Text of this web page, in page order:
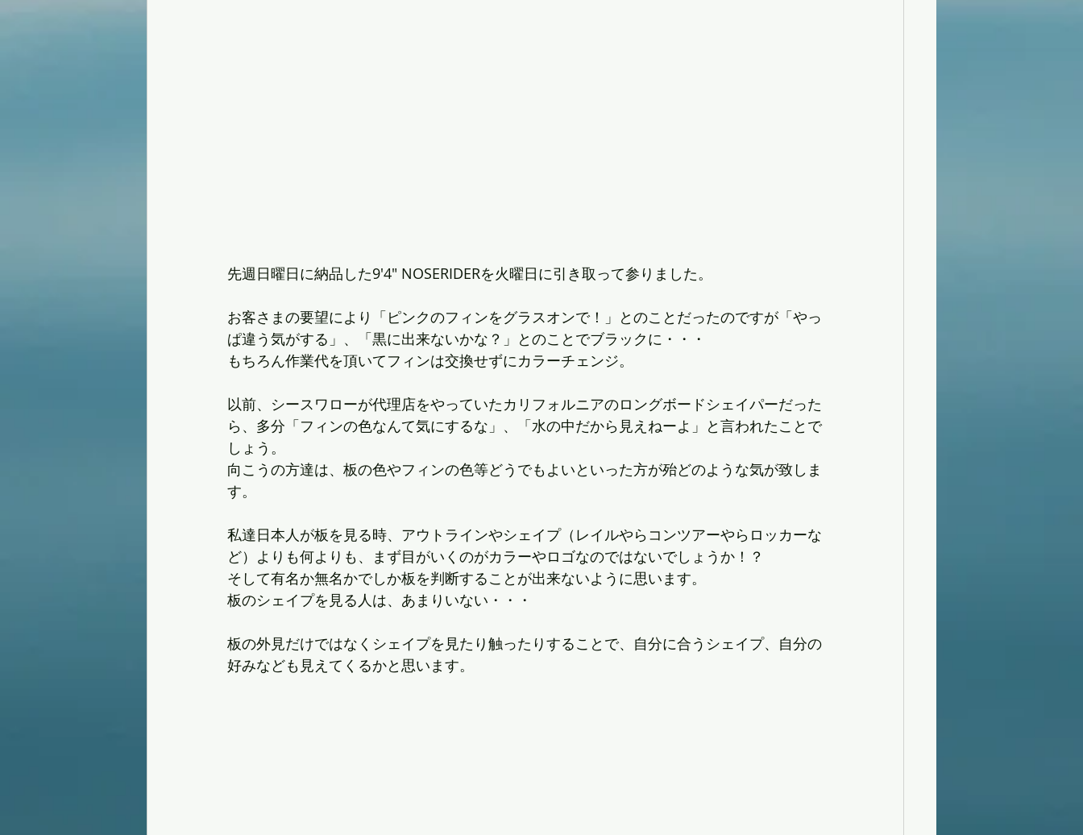
先週日曜日に納品した9'4" NOSERIDERを火曜日に引き取って参りました。
お客さまの要望により「ピンクのフィンをグラスオンで！」とのことだったのですが「やっ
ぱ違う気がする」、「黒に出来ないかな？」とのことでブラックに・・・
もちろん作業代を頂いてフィンは交換せずにカラーチェンジ。
以前、シースワローが代理店をやっていたカリフォルニアのロングボードシェイパーだった
ら、多分「フィンの色なんて気にするな」、「水の中だから見えねーよ」と言われたことで
しょう。
向こうの方達は、板の色やフィンの色等どうでもよいといった方が殆どのような気が致しま
す。
私達日本人が板を見る時、アウトラインやシェイプ（レイルやらコンツアーやらロッカーな
ど）よりも何よりも、まず目がいくのがカラーやロゴなのではないでしょうか！？
そして有名か無名かでしか板を判断することが出来ないように思います。
板のシェイプを見る人は、あまりいない・・・
板の外見だけではなくシェイプを見たり触ったりすることで、自分に合うシェイプ、自分の
好みなども見えてくるかと思います。